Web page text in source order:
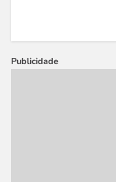
Publicidade